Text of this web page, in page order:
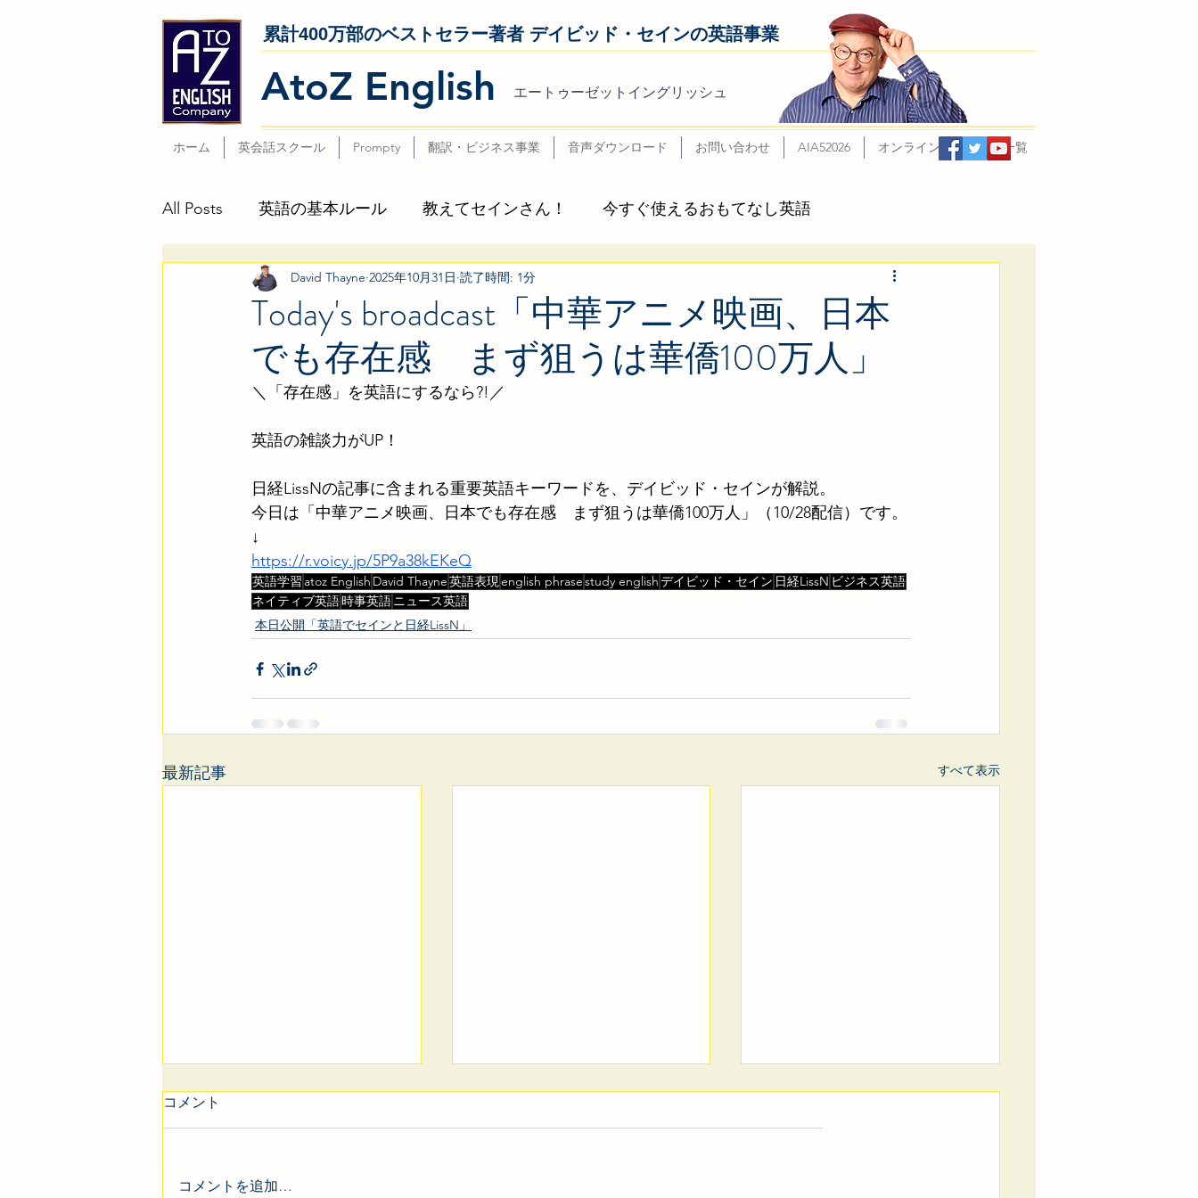
累計400万部のベストセラー著者 デイビッド・セインの英語事業
エートゥーゼットイングリッシュ
AtoZ English
ホーム 英会話スクール Prompty 翻訳・ビジネス事業 音声ダウンロード お問い合わせ AIA52026 オンラインプログラム一覧
All Posts 英語の基本ルール 教えてセインさん！ 今すぐ使えるおもてなし英語
２つの文の違いは?! デイビッド・セイン & AtoZ Englishの本 本日の英語でセインと日経LissN
本日公開「英語でセインと日経LissN」 5 minute English English AtoZ
Today's broadcast「中華アニメ映画、日本
でも存在感 まず狙うは華僑100万人」
David Thayne 2025年10月31日 読了時間: 1分
＼「存在感」を英語にするなら?!／
英語の雑談力がUP！
日経LissNの記事に含まれる重要英語キーワードを、デイビッド・セインが解説。
今日は「中華アニメ映画、日本でも存在感　まず狙うは華僑100万人」（10/28配信）です。
↓
https://r.voicy.jp/5P9a38kEKeQ
英語学習 atoz English David Thayne英語表現english phrasestudy englishデイビッド・セイン 日経LissN ビジネス英語
ネイティブ英語時事英語ニュース英語
本日公開「英語でセインと日経LissN」
最新記事 すべて表示
コメント
コメントを追加…